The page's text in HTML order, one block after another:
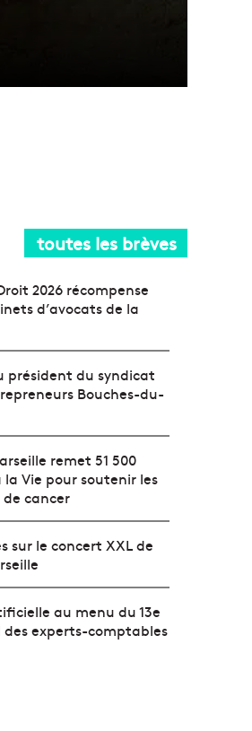
toutes les brèves
2026 récompense
d’avocats de la
président du syndicat
Bouches-du-
remet 51 500
la Vie pour soutenir les
cancer
sur le concert XXL de
au menu du 13e
experts-comptables